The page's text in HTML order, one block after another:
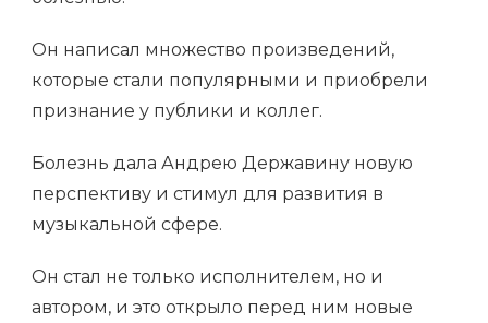
Он написал множество произведений,
которые стали популярными и приобрели
признание у публики и коллег.
Болезнь дала Андрею Державину новую
перспективу и стимул для развития в
музыкальной сфере.
Он стал не только исполнителем, но и
автором, и это открыло перед ним новые